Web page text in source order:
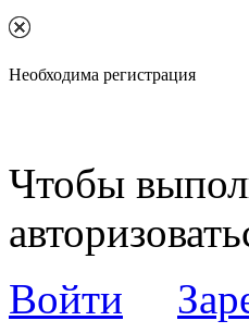
Необходима регистрация
Чтобы
Войти